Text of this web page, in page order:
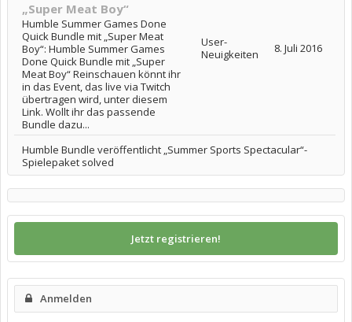
„Super Meat Boy“
Humble Summer Games Done
Quick Bundle mit „Super Meat
Boy“: Humble Summer Games
Done Quick Bundle mit „Super
Meat Boy“ Reinschauen könnt ihr
in das Event, das live via Twitch
übertragen wird, unter diesem
Link. Wollt ihr das passende
Bundle dazu...
User-
Neuigkeiten
8. Juli 2016
Humble Bundle veröffentlicht „Summer Sports Spectacular“-
Spielepaket solved
Jetzt registrieren!
Anmelden